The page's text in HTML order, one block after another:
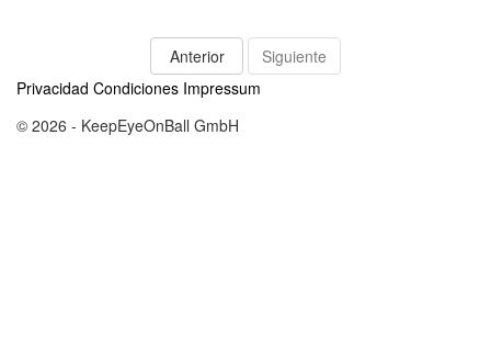
Anterior
Siguiente
Privacidad Condiciones Impressum
© 2026 - KeepEyeOnBall GmbH